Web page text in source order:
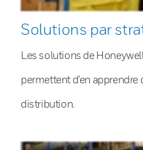
Solutions par
Les solutions de
permettent d’en
distribution.